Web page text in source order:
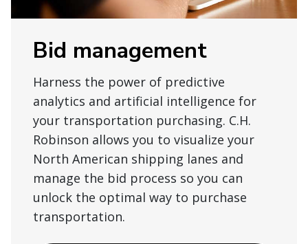
Bid management
Harness the power of predictive
analytics and artificial intelligence for
your transportation purchasing. C.H.
Robinson allows you to visualize your
North American shipping lanes and
manage the bid process so you can
unlock the optimal way to purchase
transportation.